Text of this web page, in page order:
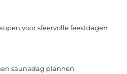
voor sfeervolle feestdagen
saunadag plannen